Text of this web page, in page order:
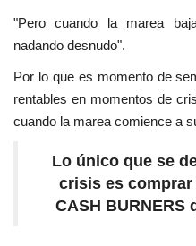
"Pero cuando la marea
nadando desnudo".
Por lo que es momento de
rentables en momentos de
cuando la marea comience a
Lo único que se
crisis es
CASH BURNERS